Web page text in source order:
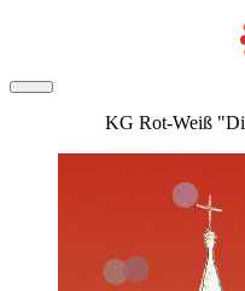
KG Rot-Weiß